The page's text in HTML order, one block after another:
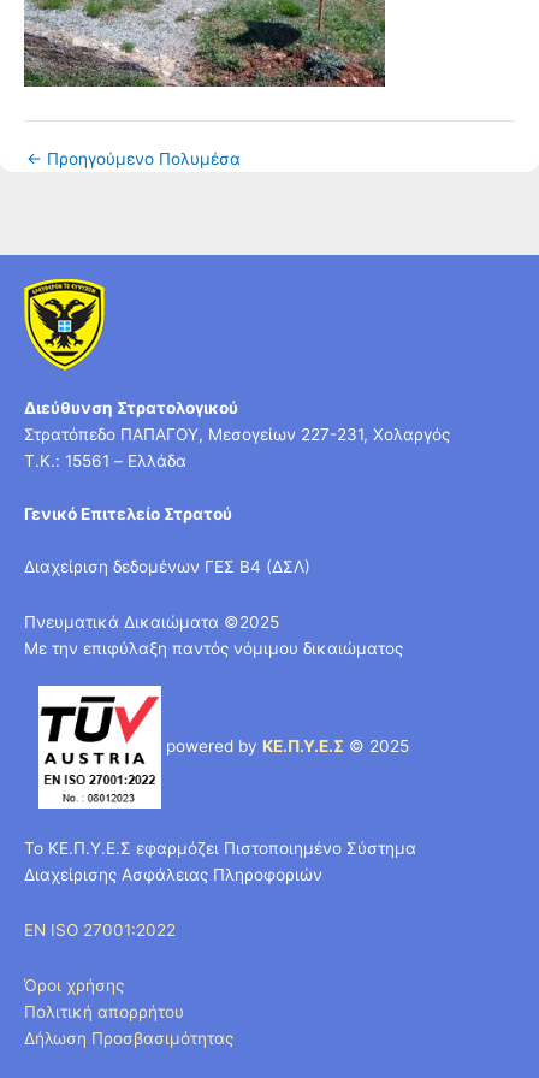
← Προηγούμενο Πολυμέσα
Διεύθυνση Στρατολογικού
Στρατόπεδο ΠΑΠΑΓΟΥ, Μεσογείων 227-231, Χολαργός
T.K.: 15561 – Ελλάδα
Γενικό Επιτελείο Στρατού
Διαχείριση δεδομένων ΓΕΣ Β4 (ΔΣΛ)
Πνευματικά Δικαιώματα ©2025
Με την επιφύλαξη παντός νόμιμου δικαιώματος
powered by ΚΕ.Π.Υ.Ε.Σ © 2025
Το ΚΕ.Π.Υ.Ε.Σ εφαρμόζει Πιστοποιημένο Σύστημα
Διαχείρισης Ασφάλειας Πληροφοριών
EN ISO 27001:2022
Όροι χρήσης
Πολιτική απορρήτου
Δήλωση Προσβασιμότητας